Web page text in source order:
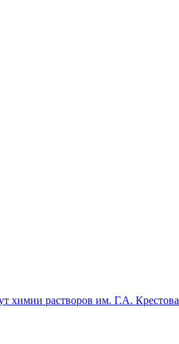
химии растворов им. Г.А. Крестова